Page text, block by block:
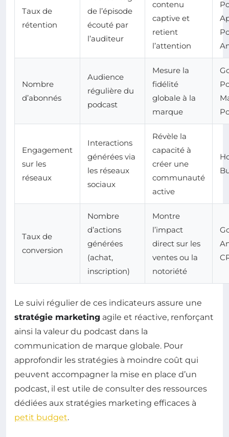
Taux de
rétention
de l’épisode
écouté par
l’auditeur
contenu
captive et
retient
l’attention
Nombre
d’abonnés
Audience
régulière du
podcast
Mesure la
fidélité
globale à la
marque
Engagement
sur les
réseaux
Interactions
générées via
les réseaux
sociaux
Révèle la
capacité à
créer une
communauté
active
Taux de
conversion
Nombre
d’actions
générées
(achat,
inscription)
Montre
l’impact
direct sur les
ventes ou la
notoriété
Le suivi régulier de ces indicateurs assure une
stratégie marketing agile et réactive, renforçant
ainsi la valeur du podcast dans la
communication de marque globale. Pour
approfondir les stratégies à moindre coût qui
peuvent accompagner la mise en place d’un
podcast, il est utile de consulter des ressources
dédiées aux stratégies marketing efficaces à
petit budget.